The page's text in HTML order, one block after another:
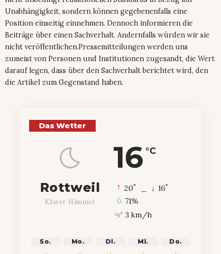
Unabhängigkeit, sondern können gegebenenfalls eine
Position einseitig einnehmen. Dennoch informieren die
Beiträge über einen Sachverhalt. Andernfalls würden wir sie
nicht veröffentlichen.Pressemitteilungen werden uns
zumeist von Personen und Institutionen zugesandt, die Wert
darauf legen, dass über den Sachverhalt berichtet wird, den
die Artikel zum Gegenstand haben.
Das Wetter
16 °C
Rottweil
Klarer Himmel
20° 16°
71%
3 km/h
So. Mo. Di. Mi. Do.